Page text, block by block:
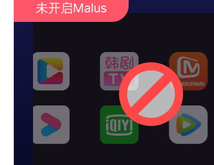
未开启Malus